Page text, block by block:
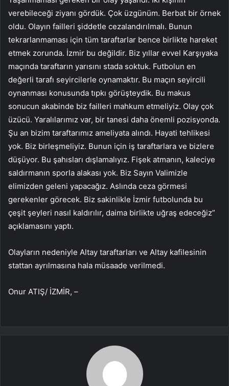
verebileceği ziyanı gördük. Çok üzgünüm. Berbat bir örnek
oldu. Olayın failleri şiddetle cezalandırılmalı. Bunun
tekrarlanmaması için tüm taraftarlar bence birlikte hareket
etmek zorunda. İzmir bu değildir. Biz yıllar evvel Karşıyaka
maçında taraftarın yarısını stada soktuk. Futbolun en
değerli tarafı seyircilerle oynamaktır. Bu maçın seyircili
oynanması konusunda tıpkı görüşteydik. Bu makus
sonucun akabinde biz failleri mahkum etmeliyiz. Olay çok
üzücü. Yaralılarımız var, bir tanesi daha önemli pozisyonda.
Şu an bizim taraftarımız ameliyata alındı. Hayati tehlikesi
yok. Biz birleşmeliyiz. Bunun için iş taraftarlara ve bizlere
düşüyor. Bu şahısları dışlamalıyız. Fişek atmanın, kaleciye
saldırmanın sporla alakası yok. Biz Sayın Valimizle
elimizden geleni yapacağız. Aslında ceza görmesi
gerekenler görecek. Biz sakinlikle İzmir futbolunda bu
çeşit şeyleri nasıl kaldırılır, daima birlikte uğraş edeceğiz”
açıklamasını yaptı.
Olayların nedeniyle Altay taraftarları ve Altay kafilesinin
stattan ayrılmasına hala müsaade verilmedi.
Onur ATIŞ/ İZMİR, –